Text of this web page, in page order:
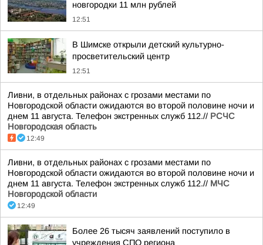
новгородки 11 млн рублей
12:51
В Шимске открыли детский культурно-
просветительский центр
12:51
Ливни, в отдельных районах с грозами местами по
Новгородской области ожидаются во второй половине ночи и
днем 11 августа. Телефон экстренных служб 112.// РСЧС
Новгородская область
12:49
Ливни, в отдельных районах с грозами местами по
Новгородской области ожидаются во второй половине ночи и
днем 11 августа. Телефон экстренных служб 112.// МЧС
Новгородской области
12:49
Более 26 тысяч заявлений поступило в
учреждения СПО региона